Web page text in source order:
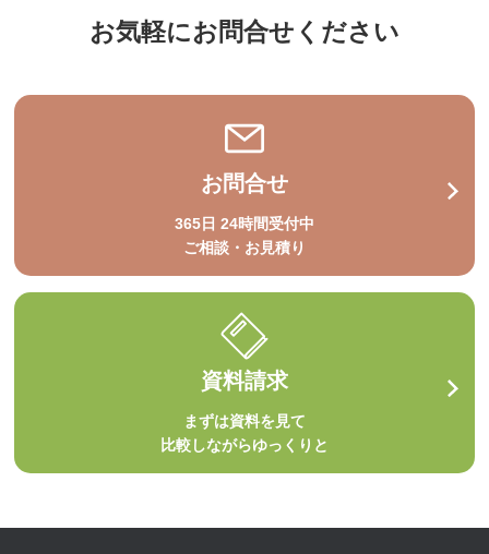
お気軽にお問合せください
お問合せ
365日 24時間受付中
ご相談・お見積り
資料請求
まずは資料を見て
比較しながらゆっくりと